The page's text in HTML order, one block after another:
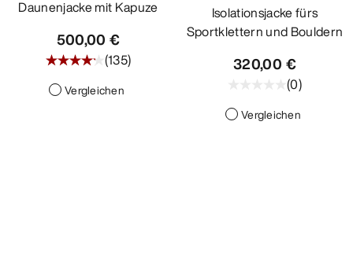
Daunenjacke mit Kapuze
500,00 €
(135)
Vergleichen
Isolationsjacke fürs
Sportklettern und Bouldern
320,00 €
(0)
Vergleichen